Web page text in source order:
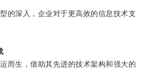
深入，企业对于更高效的信息技术支
生，借助其先进的技术架构和强大的